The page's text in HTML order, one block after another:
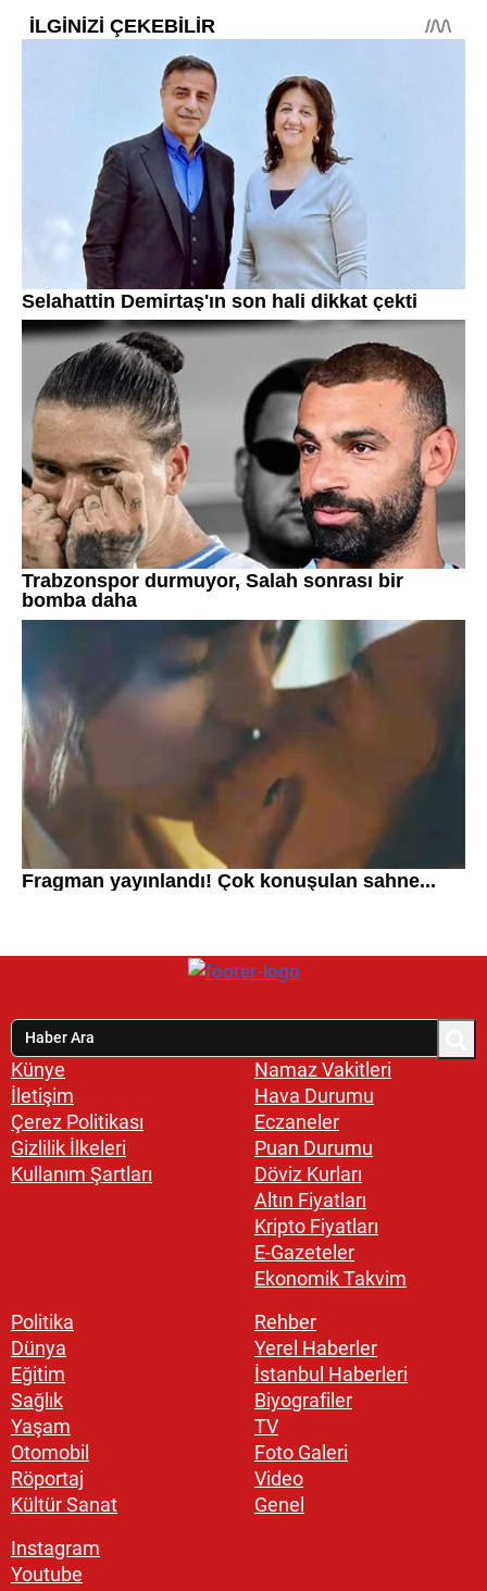
Künye
İletişim
Çerez Politikası
Gizlilik İlkeleri
Kullanım Şartları
Namaz Vakitleri
Hava Durumu
Eczaneler
Puan Durumu
Döviz Kurları
Altın Fiyatları
Kripto Fiyatları
E-Gazeteler
Ekonomik Takvim
Politika
Dünya
Eğitim
Sağlık
Yaşam
Otomobil
Röportaj
Kültür Sanat
Rehber
Yerel Haberler
İstanbul Haberleri
Biyografiler
TV
Foto Galeri
Video
Genel
Instagram
Youtube